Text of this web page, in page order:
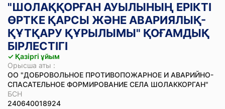
"ШОЛАҚҚОРҒАН АУЫЛЫНЫҢ ЕРІКТІ
ӨРТКЕ ҚАРСЫ ЖӘНЕ АВАРИЯЛЫҚ-
ҚҰТҚАРУ ҚҰРЫЛЫМЫ" ҚОҒАМДЫҚ
БІРЛЕСТІГІ
✓ Қазіргі ұйым
Орысша аты :
ОО "ДОБРОВОЛЬНОЕ ПРОТИВОПОЖАРНОЕ И АВАРИЙНО-
СПАСАТЕЛЬНОЕ ФОРМИРОВАНИЕ СЕЛА ШОЛАККОРГАН"
БСН
240640018924